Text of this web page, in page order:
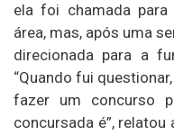
ela foi chamada
área, mas, após uma
direcionada para a
“Quando fui
fazer um concurso
concursada é”,